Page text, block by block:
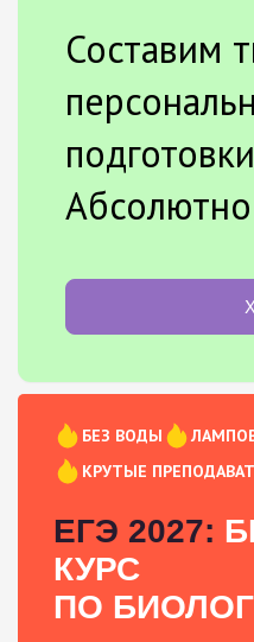
Составим
БЕЗ ВОДЫ
КРУТЫЕ
ЕГЭ 2027:
КУРС
ПО